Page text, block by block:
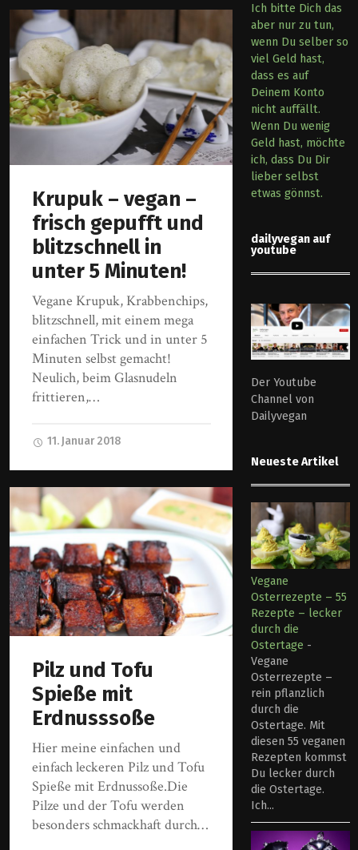
Krupuk – vegan –
frisch gepufft und
blitzschnell in
unter 5 Minuten!
Vegane Krupuk, Krabbenchips,
blitzschnell, mit einem mega
einfachen Trick und in unter 5
Minuten selbst gemacht!
Neulich, beim Glasnudeln
frittieren,…
11. Januar 2018
Pilz und Tofu
Spieße mit
Erdnusssoße
Hier meine einfachen und
einfach leckeren Pilz und Tofu
Spieße mit Erdnussoße.Die
Pilze und der Tofu werden
besonders schmackhaft durch…
Ich bitte Dich das
aber nur zu tun,
wenn Du selber so
viel Geld hast,
dass es auf
Deinem Konto
nicht auffällt.
Wenn Du wenig
Geld hast, möchte
ich, dass Du Dir
lieber selbst
etwas gönnst.
dailyvegan auf
youtube
Der Youtube
Channel von
Dailyvegan
Neueste Artikel
Vegane
Osterrezepte – 55
Rezepte – lecker
durch die
Ostertage -
Vegane
Osterrezepte –
rein pflanzlich
durch die
Ostertage. Mit
diesen 55 veganen
Rezepten kommst
Du lecker durch
die Ostertage.
Ich...